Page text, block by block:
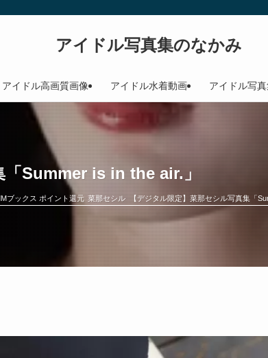
アイドル写真集のなかみ
アイドル高画質画像 アイドル水着動画 アイドル写
「Summer is in the air.」
ブックス ポイント還元 菜那セシル 【デジタル限定】菜那セシル写真集「